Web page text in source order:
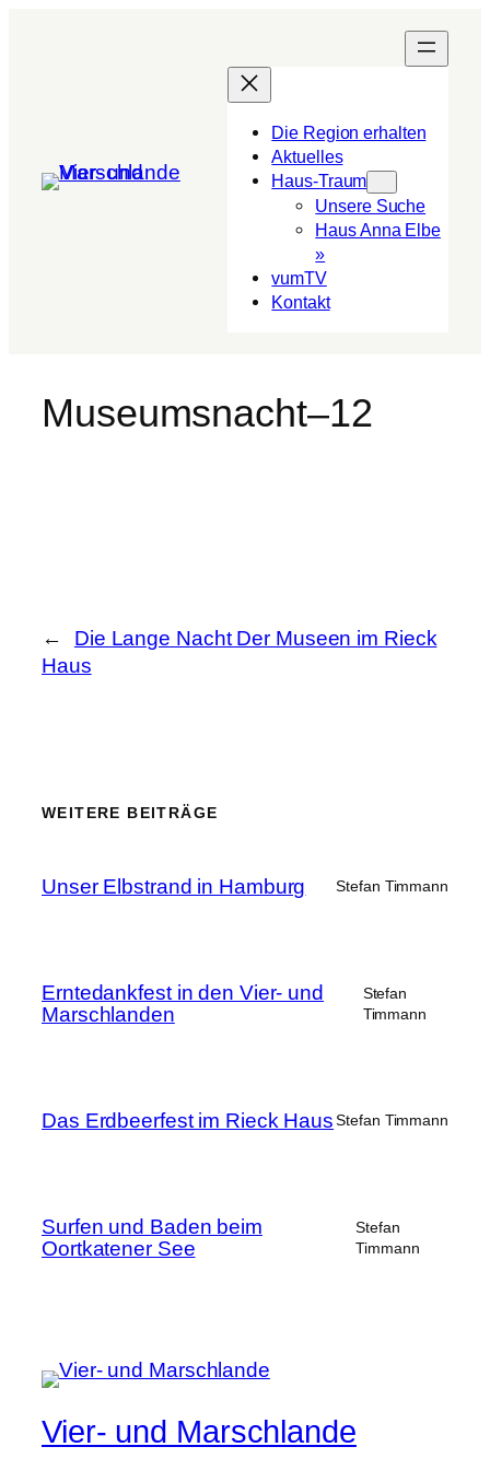
Die Region erhalten
Aktuelles
Haus-Traum
Unsere Suche
Haus Anna Elbe
»
vumTV
Kon­takt
Museumsnacht–12
←
Die Lange Nacht Der Museen im Rieck
Haus
WEITERE BEITRÄGE
Unser Elbstrand in Hamburg Stefan Timmann
Erntedankfest in den Vier- und
Marschlanden
Stefan
Timmann
Das Erdbeerfest im Rieck Haus Stefan Timmann
Surfen und Baden beim
Oortkatener See
Stefan
Timmann
Vier- und Marschlande